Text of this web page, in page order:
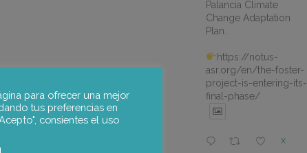
Palancia Climate
Change Adaptation
Plan.
https://notus-
asr.org/en/the-foster-
project-is-entering-its-
final-phase/
X
para ofrecer una mejor
tus preferencias en
consientes el uso